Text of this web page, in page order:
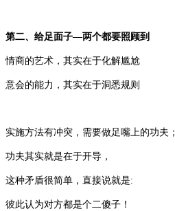
第二、给足面子—两个都要照顾到
情商的艺术，其实在于化解尴尬
意会的能力，其实在于洞悉规则
实施方法有冲突，需要做足嘴上的功夫；
功夫其实就是在于开导，
这种矛盾很简单，直接说就是:
彼此认为对方都是个二傻子！